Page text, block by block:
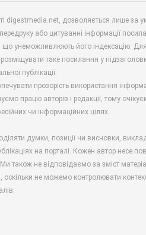
digestmedia.net, дозволяється лише за
або цитуванні інформації
що унеможливлюють його індексацію.
таке посилання у
публікації.
прозорість використання
працю авторів і редакції, тому
чи інформаційних цілях.
думки, позиції чи висновки,
на порталі. Кожен автор несе
також не відповідаємо за зміст
не можемо контролювати